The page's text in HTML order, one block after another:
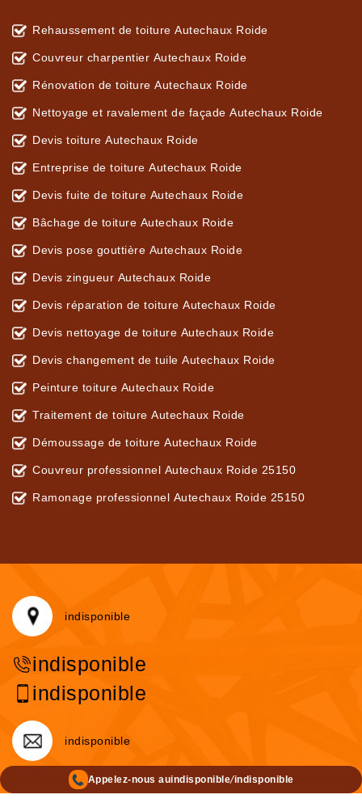
Rehaussement de toiture Autechaux Roide
Couvreur charpentier Autechaux Roide
Rénovation de toiture Autechaux Roide
Nettoyage et ravalement de façade Autechaux Roide
Devis toiture Autechaux Roide
Entreprise de toiture Autechaux Roide
Devis fuite de toiture Autechaux Roide
Bâchage de toiture Autechaux Roide
Devis pose gouttière Autechaux Roide
Devis zingueur Autechaux Roide
Devis réparation de toiture Autechaux Roide
Devis nettoyage de toiture Autechaux Roide
Devis changement de tuile Autechaux Roide
Peinture toiture Autechaux Roide
Traitement de toiture Autechaux Roide
Démoussage de toiture Autechaux Roide
Couvreur professionnel Autechaux Roide 25150
Ramonage professionnel Autechaux Roide 25150
indisponible
indisponible
indisponible
indisponible
Appelez-nous auindisponible/indisponible